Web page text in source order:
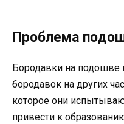
Проблема
Бородавки на подошве
бородавок на других
которое они
привести к